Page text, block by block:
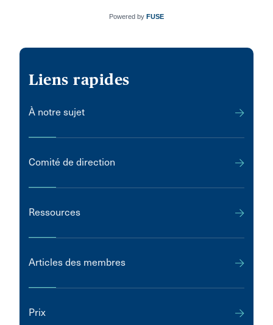
Powered by FUSE
Liens rapides
À notre sujet
Comité de direction
Ressources
Articles des membres
Prix